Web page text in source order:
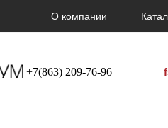
О компании
+7(863) 209-76-96